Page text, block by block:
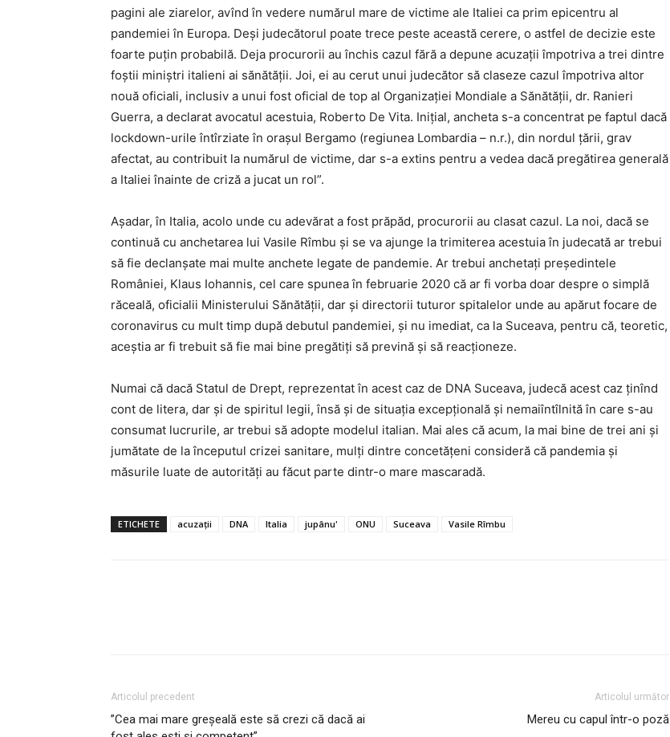
pagini ale ziarelor, avînd în vedere numărul mare de victime ale Italiei ca prim epicentru al
pandemiei în Europa. Deși judecătorul poate trece peste această cerere, o astfel de decizie este
foarte puțin probabilă. Deja procurorii au închis cazul fără a depune acuzații împotriva a trei dintre
foștii miniștri italieni ai sănătății. Joi, ei au cerut unui judecător să claseze cazul împotriva altor
nouă oficiali, inclusiv a unui fost oficial de top al Organizației Mondiale a Sănătății, dr. Ranieri
Guerra, a declarat avocatul acestuia, Roberto De Vita. Inițial, ancheta s-a concentrat pe faptul dacă
lockdown-urile întîrziate în orașul Bergamo (regiunea Lombardia – n.r.), din nordul țării, grav
afectat, au contribuit la numărul de victime, dar s-a extins pentru a vedea dacă pregătirea generală
a Italiei înainte de criză a jucat un rol”.
Așadar, în Italia, acolo unde cu adevărat a fost prăpăd, procurorii au clasat cazul. La noi, dacă se
continuă cu anchetarea lui Vasile Rîmbu și se va ajunge la trimiterea acestuia în judecată ar trebui
să fie declanșate mai multe anchete legate de pandemie. Ar trebui anchetați președintele
României, Klaus Iohannis, cel care spunea în februarie 2020 că ar fi vorba doar despre o simplă
răceală, oficialii Ministerului Sănătății, dar și directorii tuturor spitalelor unde au apărut focare de
coronavirus cu mult timp după debutul pandemiei, și nu imediat, ca la Suceava, pentru că, teoretic,
aceștia ar fi trebuit să fie mai bine pregătiți să prevină și să reacționeze.
Numai că dacă Statul de Drept, reprezentat în acest caz de DNA Suceava, judecă acest caz ținînd
cont de litera, dar și de spiritul legii, însă și de situația excepțională și nemaiîntîlnită în care s-au
consumat lucrurile, ar trebui să adopte modelul italian. Mai ales că acum, la mai bine de trei ani și
jumătate de la începutul crizei sanitare, mulți dintre concetățeni consideră că pandemia și
măsurile luate de autorități au făcut parte dintr-o mare mascaradă.
ETICHETE acuzații DNA Italia jupânu' ONU Suceava Vasile Rîmbu
Articolul precedent
”Cea mai mare greșeală este să crezi că dacă ai
Articolul următor
Mereu cu capul într-o poză